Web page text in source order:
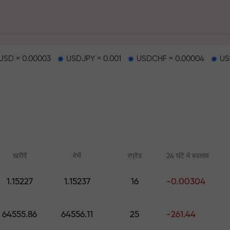
= 0.00003 USDJPY = 0.001 USDCHF = 0.00004
खरीदें बेचें स्प्रेड 24 घंटे में बदलाव
1.15227 1.15237 16 -0.00304
64555.86 64556.11 25 -261.44
शुरुआत से ट्रेडिंग सीखें — सभी स्तरों के
फॉरेक्स, क्रिप्टो और फ्यूचर्स